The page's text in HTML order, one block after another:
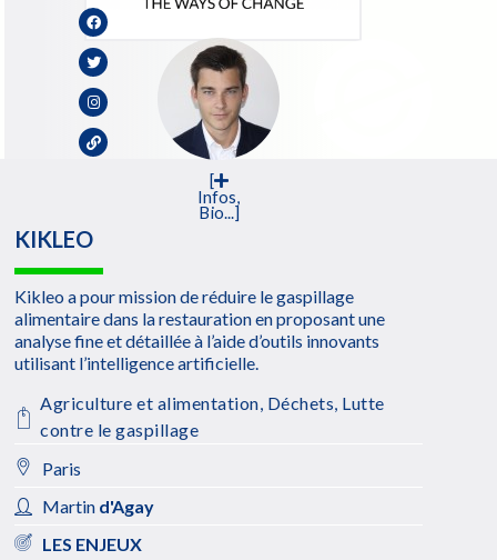
[
Infos,
Bio...]
KIKLEO
Kikleo a pour mission de réduire le gaspillage
alimentaire dans la restauration en proposant une
analyse fine et détaillée à l’aide d’outils innovants
utilisant l’intelligence artificielle.
Agriculture et alimentation, Déchets, Lutte
contre le gaspillage
Paris
Martin d'Agay
LES ENJEUX